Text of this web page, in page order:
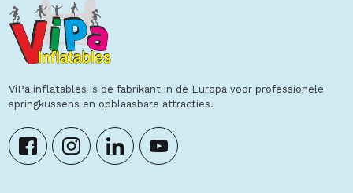
ViPa inflatables is de fabrikant in de Europa voor professionele
springkussens en opblaasbare attracties.